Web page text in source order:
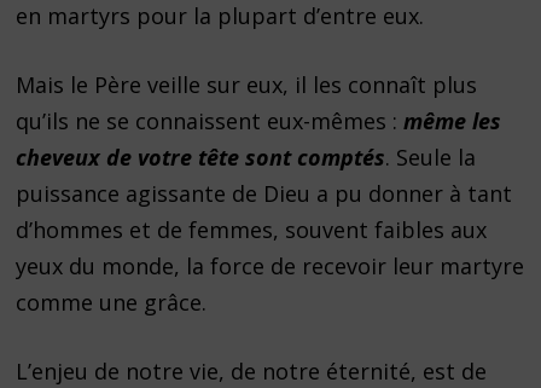
en martyrs pour la plupart d’entre eux.
Mais le Père veille sur eux, il les connaît plus
qu’ils ne se connaissent eux-mêmes :même les
cheveux de votre tête sont comptés. Seule la
puissance agissante de Dieu a pu donner à tant
d’hommes et de femmes, souvent faibles aux
yeux du monde, la force de recevoir leur martyre
comme une grâce.
L’enjeu de notre vie, de notre éternité, est de